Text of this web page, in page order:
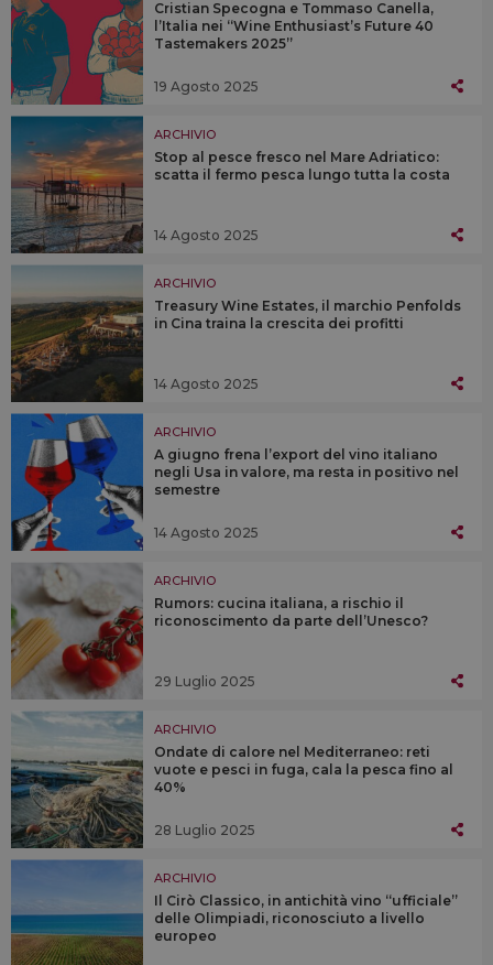
Cristian Specogna e Tommaso Canella,
l’Italia nei “Wine Enthusiast’s Future 40
Tastemakers 2025”
19 Agosto 2025
ARCHIVIO
Stop al pesce fresco nel Mare Adriatico:
scatta il fermo pesca lungo tutta la costa
14 Agosto 2025
ARCHIVIO
Treasury Wine Estates, il marchio Penfolds
in Cina traina la crescita dei profitti
14 Agosto 2025
ARCHIVIO
A giugno frena l’export del vino italiano
negli Usa in valore, ma resta in positivo nel
semestre
14 Agosto 2025
ARCHIVIO
Rumors: cucina italiana, a rischio il
riconoscimento da parte dell’Unesco?
29 Luglio 2025
ARCHIVIO
Ondate di calore nel Mediterraneo: reti
vuote e pesci in fuga, cala la pesca fino al
40%
28 Luglio 2025
ARCHIVIO
Il Cirò Classico, in antichità vino “ufficiale”
delle Olimpiadi, riconosciuto a livello
europeo